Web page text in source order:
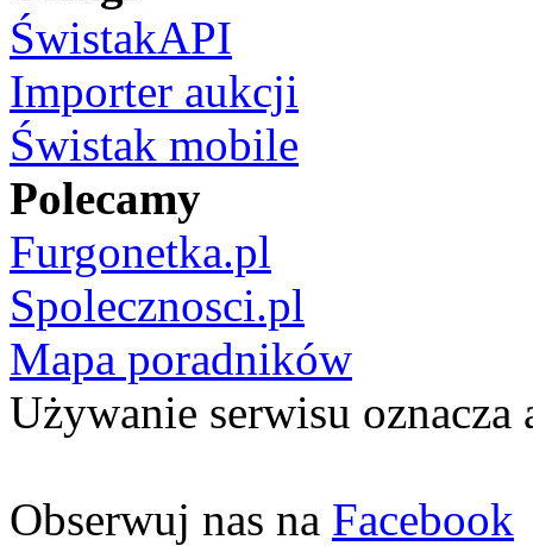
ŚwistakAPI
Importer aukcji
Świstak mobile
Polecamy
Furgonetka.pl
Spolecznosci.pl
Mapa poradników
Używanie serwisu oznacza
Obserwuj nas na Facebook